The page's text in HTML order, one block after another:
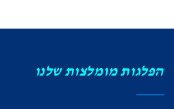
הפלגות מומלצות שלנו